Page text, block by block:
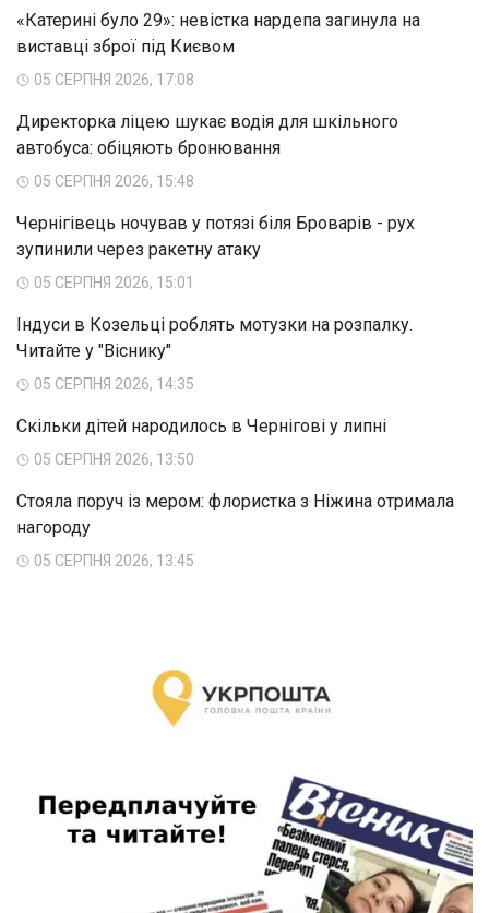
«Катерині було 29»: невістка нардепа загинула на
виставці зброї під Києвом
05 СЕРПНЯ 2026, 17:08
Директорка ліцею шукає водія для шкільного
автобуса: обіцяють бронювання
05 СЕРПНЯ 2026, 15:48
Чернігівець ночував у потязі біля Броварів - рух
зупинили через ракетну атаку
05 СЕРПНЯ 2026, 15:01
Індуси в Козельці роблять мотузки на розпалку.
Читайте у "Віснику"
05 СЕРПНЯ 2026, 14:35
Скільки дітей народилось в Чернігові у липні
05 СЕРПНЯ 2026, 13:50
Стояла поруч із мером: флористка з Ніжина отримала
нагороду
05 СЕРПНЯ 2026, 13:45